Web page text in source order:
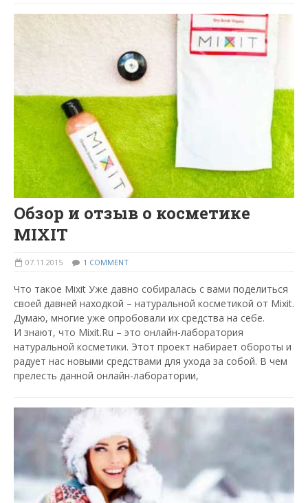
Обзор и отзыв о косметике
MIXIT
07.11.2015 1 COMMENT
Что такое Mixit Уже давно собиралась с вами поделиться
своей давней находкой – натуральной косметикой от Mixit.
Думаю, многие уже опробовали их средства на себе.
И знают, что Mixit.Ru – это онлайн-лаборатория
натуральной косметики. Этот проект набирает обороты и
радует нас новыми средствами для ухода за собой. В чем
прелесть данной онлайн-лаборатории,